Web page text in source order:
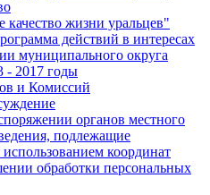
жизни уральцев"
действий в интересах
муниципального округа
- 2017 годы
и Комиссий
органов местного
подлежащие
координат
обработки персональных